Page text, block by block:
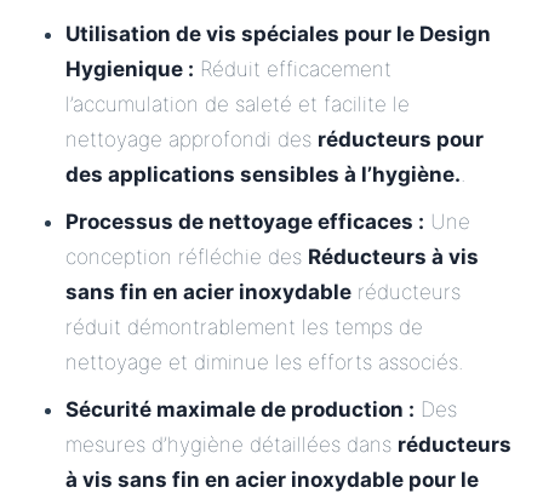
Utilisation de vis spéciales pour le Design
Hygienique : Réduit efficacement
l’accumulation de saleté et facilite le
nettoyage approfondi des réducteurs pour
des applications sensibles à l’hygiène..
Processus de nettoyage efficaces : Une
conception réfléchie des Réducteurs à vis
sans fin en acier inoxydable réducteurs
réduit démontrablement les temps de
nettoyage et diminue les efforts associés.
Sécurité maximale de production : Des
mesures d’hygiène détaillées dans réducteurs
à vis sans fin en acier inoxydable pour le